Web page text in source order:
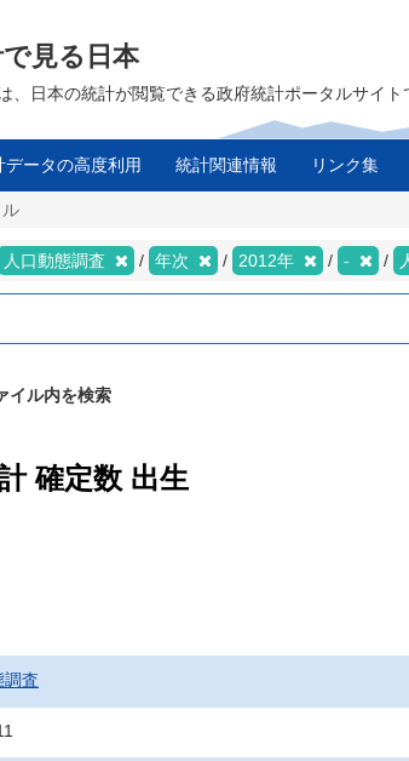
見る日本
、日本の統計が閲覧できる政府統計ポータルサイト
データの高度利用 統計関連情報 リンク集
人口動態調査 年次 2012年 -
イル内を検索
確定数 出生
調査